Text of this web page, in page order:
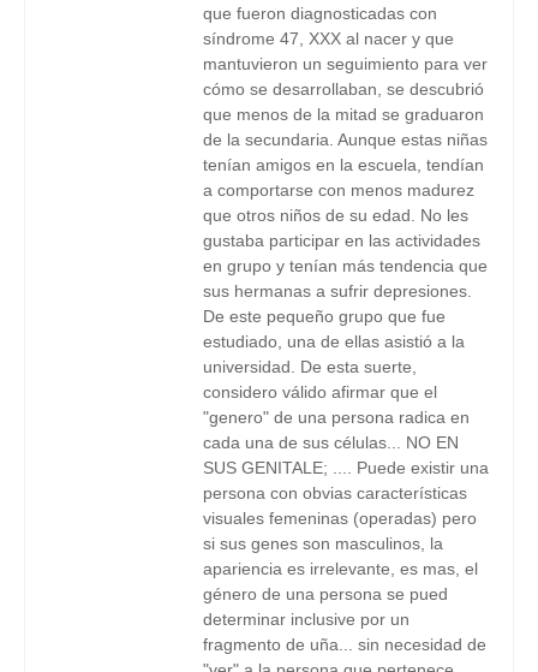
que fueron diagnosticadas con
síndrome 47, XXX al nacer y que
mantuvieron un seguimiento para ver
cómo se desarrollaban, se descubrió
que menos de la mitad se graduaron
de la secundaria. Aunque estas niñas
tenían amigos en la escuela, tendían
a comportarse con menos madurez
que otros niños de su edad. No les
gustaba participar en las actividades
en grupo y tenían más tendencia que
sus hermanas a sufrir depresiones.
De este pequeño grupo que fue
estudiado, una de ellas asistió a la
universidad. De esta suerte,
considero válido afirmar que el
"genero" de una persona radica en
cada una de sus células... NO EN
SUS GENITALE; .... Puede existir una
persona con obvias características
visuales femeninas (operadas) pero
si sus genes son masculinos, la
apariencia es irrelevante, es mas, el
género de una persona se pued
determinar inclusive por un
fragmento de uña... sin necesidad de